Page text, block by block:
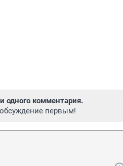
одного комментария.
первым!